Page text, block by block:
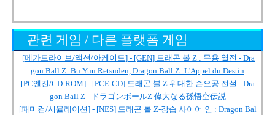
관련 게임 / 다른 플랫폼 게임
[메가드라이브/액션/아케이드] - [GEN] 드래곤 볼 Z : 무용 열전 - Dra
gon Ball Z: Bu Yuu Retsuden, Dragon Ball Z: L'Appel du Destin
[PC엔진/CD-ROM] - [PCE-CD] 드래곤 볼 Z 위대한 손오공 전설 - Dra
gon Ball Z - ドラゴンボールZ 偉大なる孫悟空伝説
[패미컴/시뮬레이션] - [NES] 드래곤 볼 Z-강습 사이어 인 : Dragon Bal